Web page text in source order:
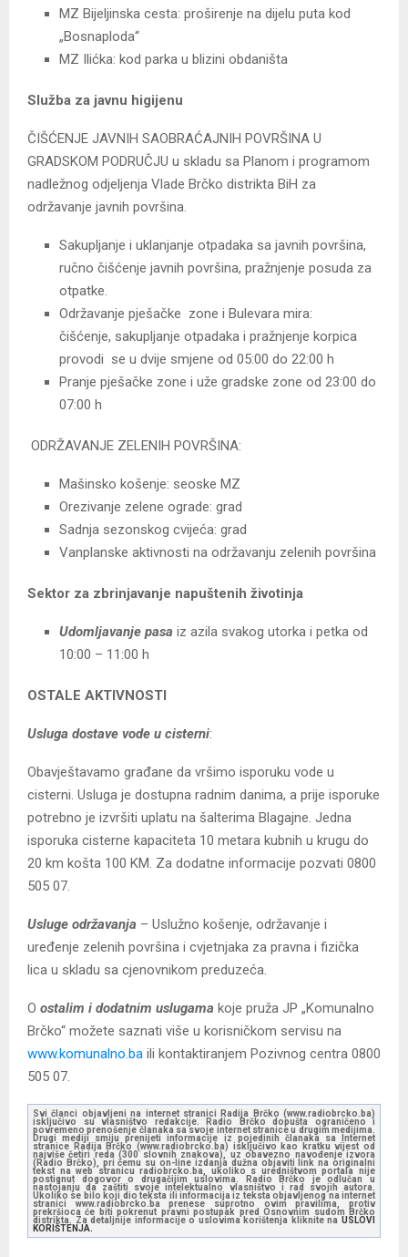
MZ Bijeljinska cesta: proširenje na dijelu puta kod
„Bosnaploda“
MZ Ilićka: kod parka u blizini obdaništa
Služba za javnu higijenu
ČIŠĆENJE JAVNIH SAOBRAĆAJNIH POVRŠINA U
GRADSKOM PODRUČJU u skladu sa Planom i programom
nadležnog odjeljenja Vlade Brčko distrikta BiH za
održavanje javnih površina.
Sakupljanje i uklanjanje otpadaka sa javnih površina,
ručno čišćenje javnih površina, pražnjenje posuda za
otpatke.
Održavanje pješačke zone i Bulevara mira:
čišćenje, sakupljanje otpadaka i pražnjenje korpica
provodi se u dvije smjene od 05:00 do 22:00 h
Pranje pješačke zone i uže gradske zone od 23:00 do
07:00 h
ODRŽAVANJE ZELENIH POVRŠINA:
Mašinsko košenje: seoske MZ
Orezivanje zelene ograde: grad
Sadnja sezonskog cvijeća: grad
Vanplanske aktivnosti na održavanju zelenih površina
Sektor za zbrinjavanje napuštenih životinja
Udomljavanje pasa iz azila svakog utorka i petka od
10:00 – 11:00 h
OSTALE AKTIVNOSTI
Usluga dostave vode u cisterni:
Obavještavamo građane da vršimo isporuku vode u
cisterni. Usluga je dostupna radnim danima, a prije isporuke
potrebno je izvršiti uplatu na šalterima Blagajne. Jedna
isporuka cisterne kapaciteta 10 metara kubnih u krugu do
20 km košta 100 KM. Za dodatne informacije pozvati 0800
505 07.
Usluge održavanja – Uslužno košenje, održavanje i
uređenje zelenih površina i cvjetnjaka za pravna i fizička
lica u skladu sa cjenovnikom preduzeća.
O ostalim i dodatnim uslugama koje pruža JP „Komunalno
Brčko“ možete saznati više u korisničkom servisu na
www.komunalno.ba ili kontaktiranjem Pozivnog centra 0800
505 07.
Svi članci objavljeni na internet stranici Radija Brčko (www.radiobrcko.ba)
isključivo su vlasništvo redakcije. Radio Brčko dopušta ograničeno i
povremeno prenošenje članaka sa svoje internet stranice u drugim medijima.
Drugi mediji smiju prenijeti informacije iz pojedinih članaka sa Internet
stranice Radija Brčko (www.radiobrcko.ba) isključivo kao kratku vijest od
najviše četiri reda (300 slovnih znakova), uz obavezno navođenje izvora
(Radio Brčko), pri čemu su on-line izdanja dužna objaviti link na originalni
tekst na web stranicu radiobrcko.ba, ukoliko s uredništvom portala nije
postignut dogovor o drugačijim uslovima. Radio Brčko je odlučan u
nastojanju da zaštiti svoje intelektualno vlasništvo i rad svojih autora.
Ukoliko se bilo koji dio teksta ili informacija iz teksta objavljenog na internet
stranici www.radiobrcko.ba prenese suprotno ovim pravilima, protiv
prekršioca će biti pokrenut pravni postupak pred Osnovnim sudom Brčko
distrikta. Za detaljnije informacije o uslovima korištenja kliknite na USLOVI
KORIŠTENJA.